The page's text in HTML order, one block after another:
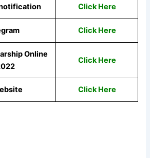
Click Here
Click Here
Online
Click Here
Click Here